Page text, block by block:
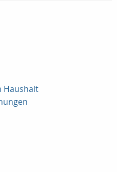
Haushalt